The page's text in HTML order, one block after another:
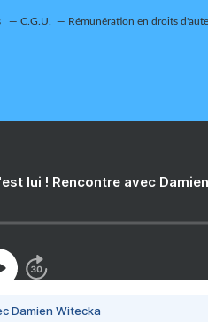
C.G.U. Rémunération en droits
lui ! Rencontre avec
Damien Witecka